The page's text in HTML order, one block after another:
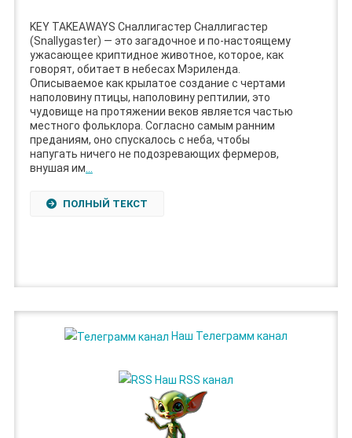
KEY TAKEAWAYS Сналлигастер Сналлигастер
(Snallygaster) — это загадочное и по-настоящему
ужасающее криптидное животное, которое, как
говорят, обитает в небесах Мэриленда.
Описываемое как крылатое создание с чертами
наполовину птицы, наполовину рептилии, это
чудовище на протяжении веков является частью
местного фольклора. Согласно самым ранним
преданиям, оно спускалось с неба, чтобы
напугать ничего не подозревающих фермеров,
внушая им
ПОЛНЫЙ ТЕКСТ
Наш Телеграмм канал
Наш RSS канал